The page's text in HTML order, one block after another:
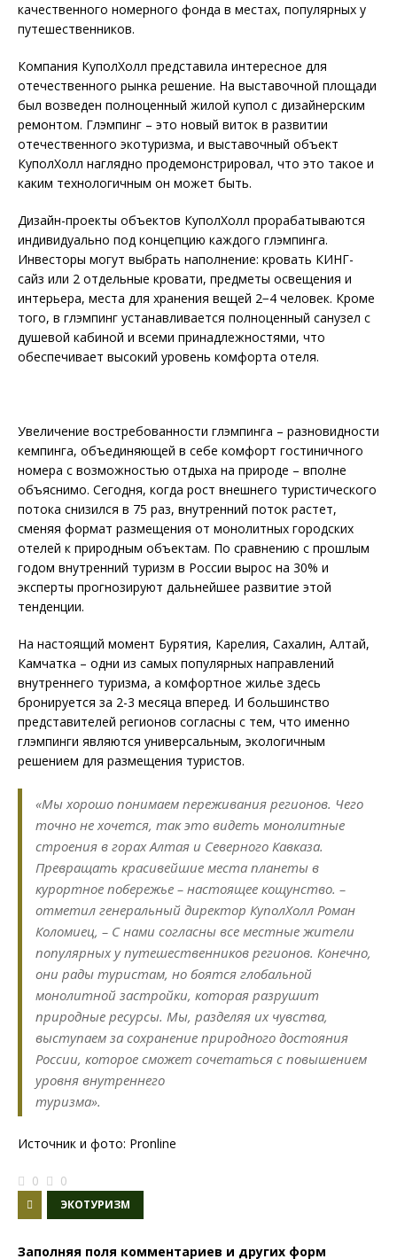
качественного номерного фонда в местах, популярных у
путешественников.
Компания КуполХолл представила интересное для
отечественного рынка решение. На выставочной площади
был возведен полноценный жилой купол с дизайнерским
ремонтом. Глэмпинг – это новый виток в развитии
отечественного экотуризма, и выставочный объект
КуполХолл наглядно продемонстрировал, что это такое и
каким технологичным он может быть.
Дизайн-проекты объектов КуполХолл прорабатываются
индивидуально под концепцию каждого глэмпинга.
Инвесторы могут выбрать наполнение: кровать КИНГ-
сайз или 2 отдельные кровати, предметы освещения и
интерьера, места для хранения вещей 2−4 человек. Кроме
того, в глэмпинг устанавливается полноценный санузел с
душевой кабиной и всеми принадлежностями, что
обеспечивает высокий уровень комфорта отеля.
Увеличение востребованности глэмпинга – разновидности
кемпинга, объединяющей в себе комфорт гостиничного
номера с возможностью отдыха на природе – вполне
объяснимо. Сегодня, когда рост внешнего туристического
потока снизился в 75 раз, внутренний поток растет,
сменяя формат размещения от монолитных городских
отелей к природным объектам. По сравнению с прошлым
годом внутренний туризм в России вырос на 30% и
эксперты прогнозируют дальнейшее развитие этой
тенденции.
На настоящий момент Бурятия, Карелия, Сахалин, Алтай,
Камчатка – одни из самых популярных направлений
внутреннего туризма, а комфортное жилье здесь
бронируется за 2-3 месяца вперед. И большинство
представителей регионов согласны с тем, что именно
глэмпинги являются универсальным, экологичным
решением для размещения туристов.
«Мы хорошо понимаем переживания регионов. Чего
точно не хочется, так это видеть монолитные
строения в горах Алтая и Северного Кавказа.
Превращать красивейшие места планеты в
курортное побережье – настоящее кощунство. –
отметил генеральный директор КуполХолл Роман
Коломиец, – С нами согласны все местные жители
популярных у путешественников регионов. Конечно,
они рады туристам, но боятся глобальной
монолитной застройки, которая разрушит
природные ресурсы. Мы, разделяя их чувства,
выступаем за сохранение природного достояния
России, которое сможет сочетаться с повышением
уровня внутреннего
туризма».
Источник и фото: Pronline
0 0
ЭКОТУРИЗМ
Заполняя поля комментариев и других форм